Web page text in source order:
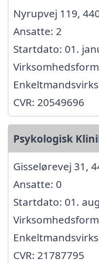
Nyrupvej 119,
Ansatte: 2
Startdato: 01.
CVR: 20549696
Psykologisk
Gisselørevej 31,
Ansatte: 0
Startdato: 01.
CVR: 21787795